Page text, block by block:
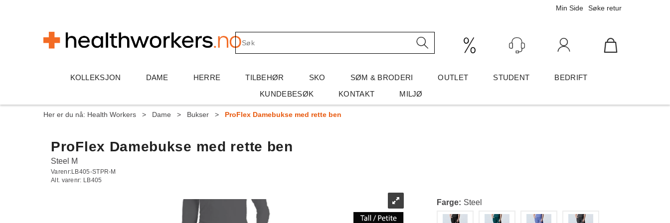
Søke retur
Min Side
KOLLEKSJON DAME HERRE TILBEHØR SKO SØM & BRODERI OUTLET STUDENT
BEDRIFT
KUNDEBESØK
KONTAKT MILJØ
Her er du nå: Health Workers > Dame > Bukser > ProFlex Damebukse med rette ben
ProFlex Damebukse med rette ben
Steel M
Varenr:LB405-STPR-M
Alt. varenr: LB405
Farge Steel